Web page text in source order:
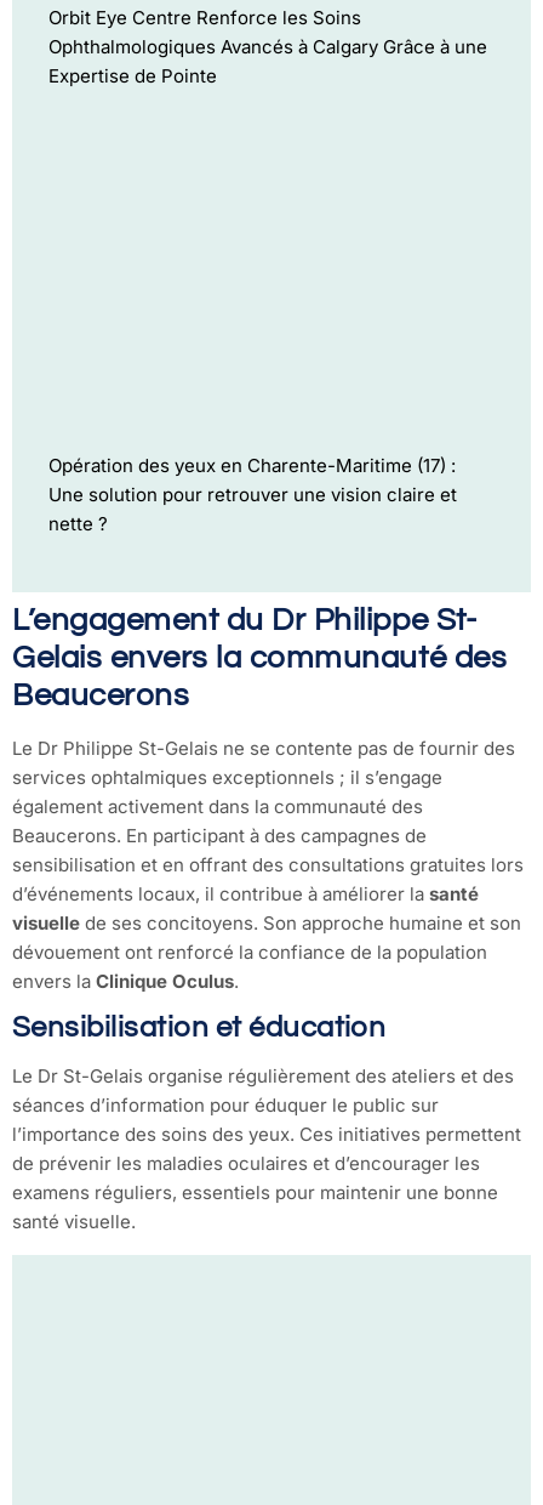
Orbit Eye Centre Renforce les Soins
Ophthalmologiques Avancés à Calgary Grâce à une
Expertise de Pointe
Opération des yeux en Charente-Maritime (17) :
Une solution pour retrouver une vision claire et
nette ?
L’engagement du Dr Philippe St-
Gelais envers la communauté des
Beaucerons
Le Dr Philippe St-Gelais ne se contente pas de fournir des
services ophtalmiques exceptionnels ; il s’engage
également activement dans la communauté des
Beaucerons. En participant à des campagnes de
sensibilisation et en offrant des consultations gratuites lors
d’événements locaux, il contribue à améliorer la santé
visuelle de ses concitoyens. Son approche humaine et son
dévouement ont renforcé la confiance de la population
envers la Clinique Oculus.
Sensibilisation et éducation
Le Dr St-Gelais organise régulièrement des ateliers et des
séances d’information pour éduquer le public sur
l’importance des soins des yeux. Ces initiatives permettent
de prévenir les maladies oculaires et d’encourager les
examens réguliers, essentiels pour maintenir une bonne
santé visuelle.